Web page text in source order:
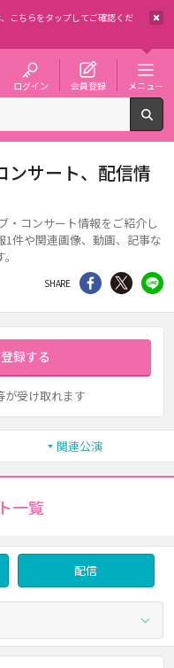
こちらをタップしてご確認くだ
ログイン 会員登録 メニュー
ンサート、配信情
・コンサート情報をご紹介し
1件や関連画像、動画、記事な
SHARE シェア Twitter
録する
が受け取れます
関連公演
一覧
配信